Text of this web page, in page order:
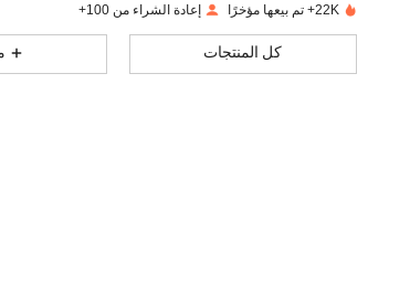
4.81
69
88
4.81
4.81
69
88
22K+ تم بيعها مؤخرًا إعادة الشراء من 100+
كل المنتجات